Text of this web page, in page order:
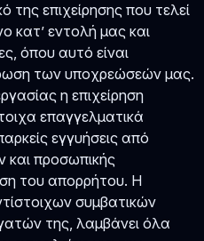
της επιχείρησης που τελεί
κατ’ εντολή μας και
όπου αυτό είναι
των υποχρεώσεών μας.
η επιχείρηση
επαγγελματικά
εγγυήσεις από
και προσωπικής
του απορρήτου. Η
συμβατικών
της, λαμβάνει όλα